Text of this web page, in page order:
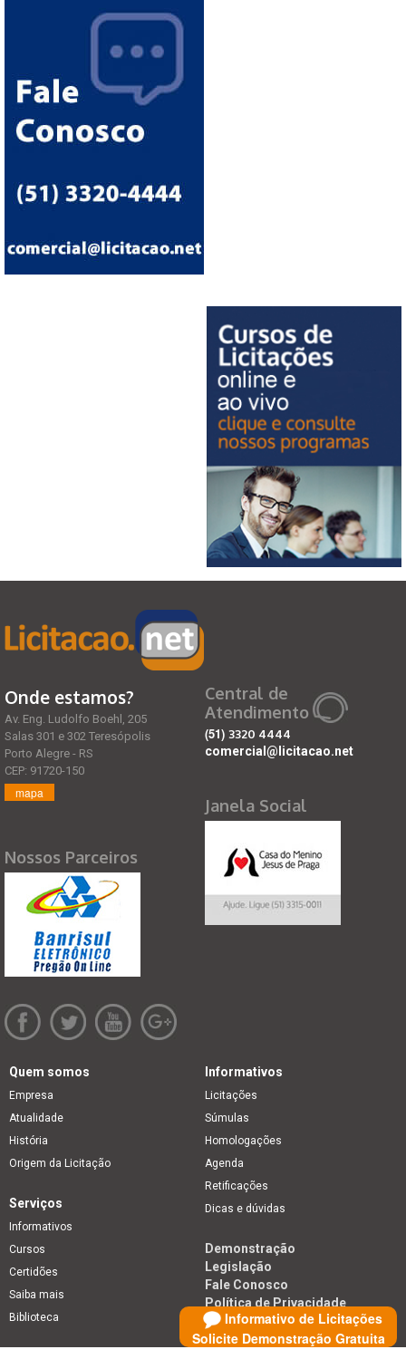
Informativo de Licitações
Solicite Demonstração Gratuita
Onde estamos?
Av. Eng. Ludolfo Boehl, 205
Salas 301 e 302 Teresópolis
Porto Alegre - RS
CEP: 91720-150
mapa
Nossos Parceiros
Central de
Atendimento
(51) 3320 4444
comercial@licitacao.net
Janela Social
Quem somos
Empresa
Atualidade
História
Origem da Licitação
Informativos
Licitações
Súmulas
Homologações
Agenda
Retificações
Dicas e dúvidas
Serviços
Informativos
Cursos
Certidões
Saiba mais
Biblioteca
Demonstração
Legislação
Fale Conosco
Política de Privacidade